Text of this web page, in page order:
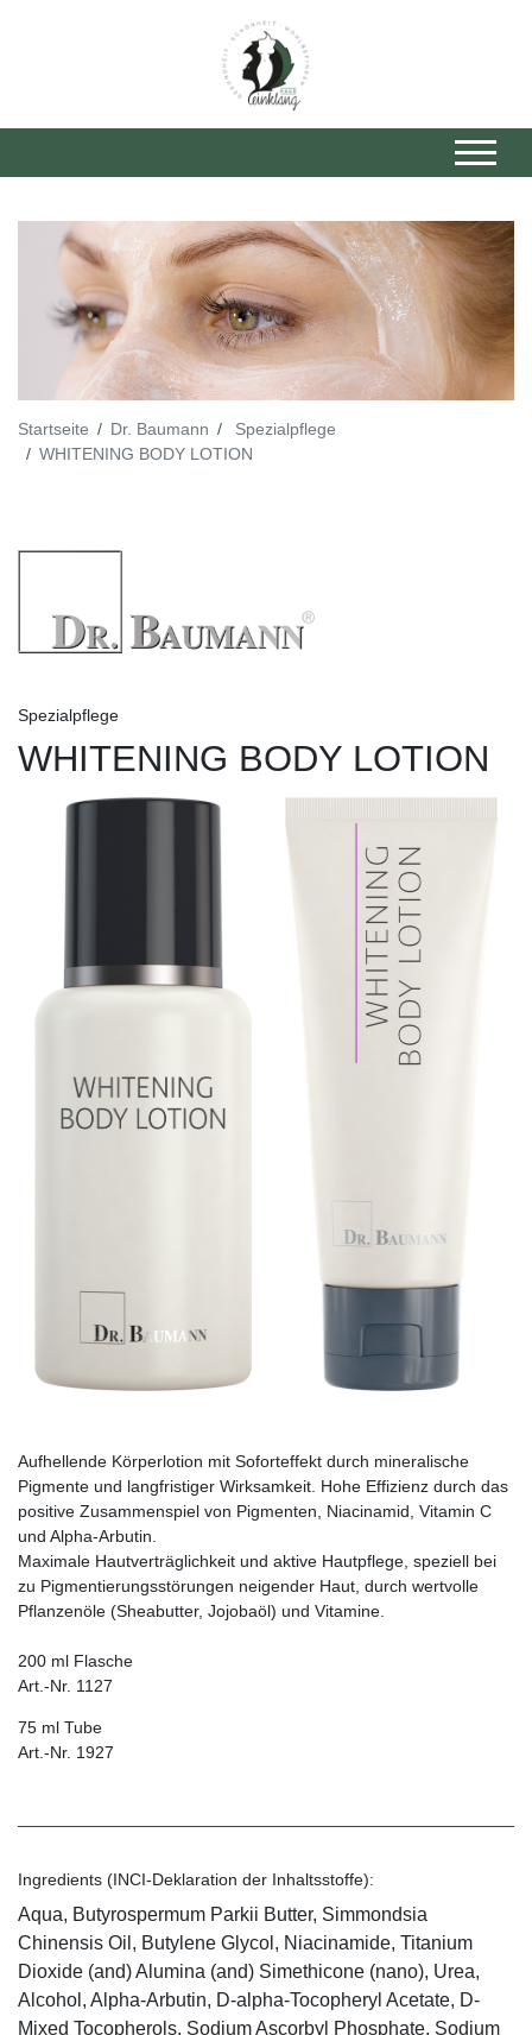
Startseite Dr. Baumann
Spezialpflege
WHITENING BODY LOTION
Spezialpflege
WHITENING BODY LOTION
Aufhellende Körperlotion mit Soforteffekt durch mineralische
Pigmente und langfristiger Wirksamkeit. Hohe Effizienz durch das
positive Zusammenspiel von Pigmenten, Niacinamid, Vitamin C
und Alpha-Arbutin.
Maximale Hautverträglichkeit und aktive Hautpflege, speziell bei
zu Pigmentierungsstörungen neigender Haut, durch wertvolle
Pflanzenöle (Sheabutter, Jojobaöl) und Vitamine.
200 ml Flasche
Art.-Nr. 1127
75 ml Tube
Art.-Nr. 1927
Ingredients (INCI-Deklaration der Inhaltsstoffe):
Aqua, Butyrospermum Parkii Butter, Simmondsia
Chinensis Oil, Butylene Glycol, Niacinamide, Titanium
Dioxide (and) Alumina (and) Simethicone (nano), Urea,
Alcohol, Alpha-Arbutin, D-alpha-Tocopheryl Acetate, D-
Mixed Tocopherols, Sodium Ascorbyl Phosphate, Sodium